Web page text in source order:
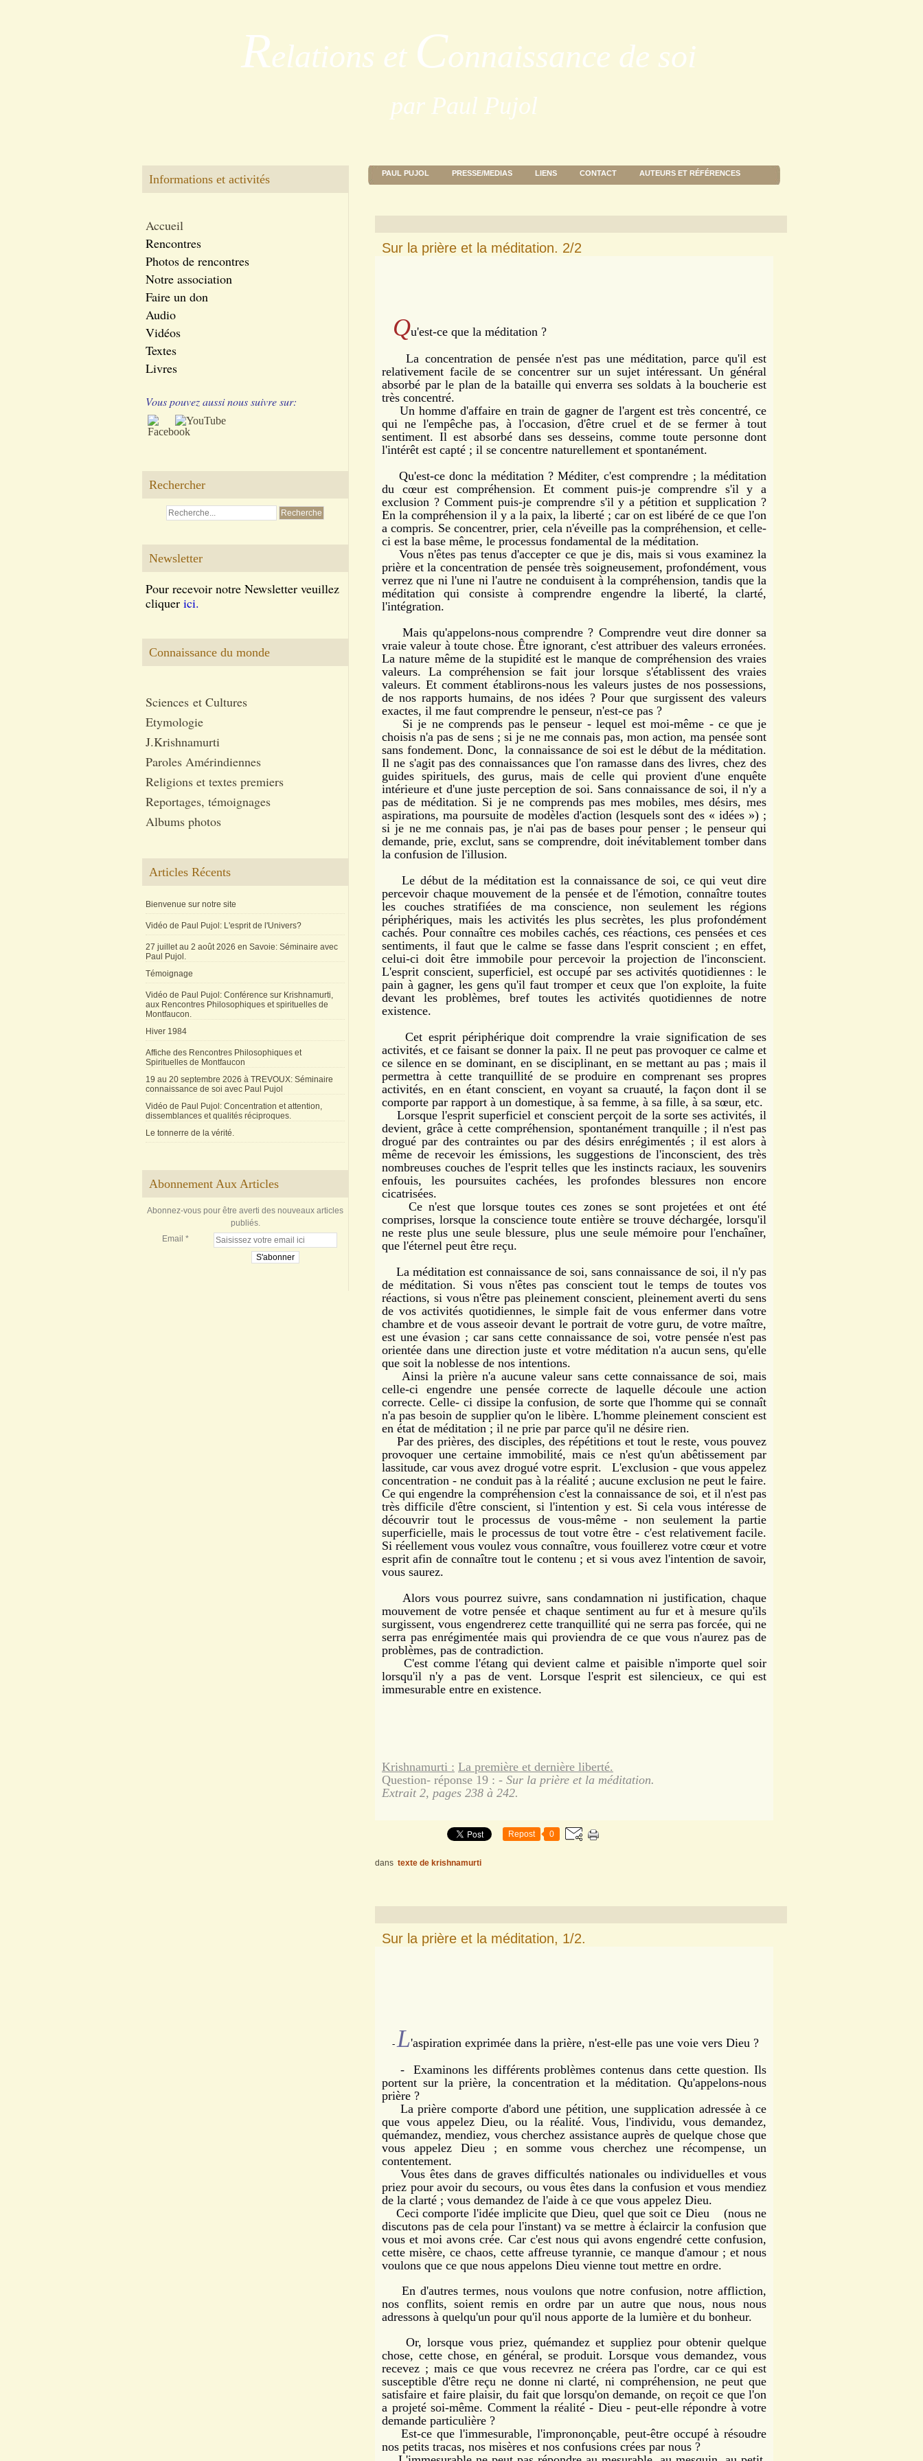
Relations et Connaissance de soi
par Paul Pujol
Informations et activités
Accueil
Rencontres
Photos de rencontres
Notre association
Faire un don
Audio
Vidéos
Textes
Livres
Vous pouvez aussi nous suivre sur:
Rechercher
Newsletter
Pour recevoir notre Newsletter veuillez
cliquer ici.
Connaissance du monde
Sciences et Cultures
Etymologie
J.Krishnamurti
Paroles Amérindiennes
Religions et textes premiers
Reportages, témoignages
Albums photos
Articles Récents
Bienvenue sur notre site
Vidéo de Paul Pujol: L'esprit de l'Univers?
27 juillet au 2 août 2026 en Savoie: Séminaire avec
Paul Pujol.
Témoignage
Vidéo de Paul Pujol: Conférence sur Krishnamurti,
aux Rencontres Philosophiques et spirituelles de
Montfaucon.
Hiver 1984
Affiche des Rencontres Philosophiques et
Spirituelles de Montfaucon
19 au 20 septembre 2026 à TREVOUX: Séminaire
connaissance de soi avec Paul Pujol
Vidéo de Paul Pujol: Concentration et attention,
dissemblances et qualités réciproques.
Le tonnerre de la vérité.
Abonnement Aux Articles
Abonnez-vous pour être averti des nouveaux articles
publiés.
Email
PAUL PUJOL PRESSE/MEDIAS LIENS CONTACT AUTEURS ET RÉFÉRENCES
Sur la prière et la méditation. 2/2
Qu'est-ce que la méditation ?
La concentration de pensée n'est pas une méditation, parce qu'il est
relativement facile de se concentrer sur un sujet intéressant. Un général
absorbé par le plan de la bataille qui enverra ses soldats à la boucherie est
très concentré.
Un homme d'affaire en train de gagner de l'argent est très concentré, ce
qui ne l'empêche pas, à l'occasion, d'être cruel et de se fermer à tout
sentiment. Il est absorbé dans ses desseins, comme toute personne dont
l'intérêt est capté ; il se concentre naturellement et spontanément.
Qu'est-ce donc la méditation ? Méditer, c'est comprendre ; la méditation
du cœur est compréhension. Et comment puis-je comprendre s'il y a
exclusion ? Comment puis-je comprendre s'il y a pétition et supplication ?
En la compréhension il y a la paix, la liberté ; car on est libéré de ce que l'on
a compris. Se concentrer, prier, cela n'éveille pas la compréhension, et celle-
ci est la base même, le processus fondamental de la méditation.
Vous n'êtes pas tenus d'accepter ce que je dis, mais si vous examinez la
prière et la concentration de pensée très soigneusement, profondément, vous
verrez que ni l'une ni l'autre ne conduisent à la compréhension, tandis que la
méditation qui consiste à comprendre engendre la liberté, la clarté,
l'intégration.
Mais qu'appelons-nous comprendre ? Comprendre veut dire donner sa
vraie valeur à toute chose. Être ignorant, c'est attribuer des valeurs erronées.
La nature même de la stupidité est le manque de compréhension des vraies
valeurs. La compréhension se fait jour lorsque s'établissent des vraies
valeurs. Et comment établirons-nous les valeurs justes de nos possessions,
de nos rapports humains, de nos idées ? Pour que surgissent des valeurs
exactes, il me faut comprendre le penseur, n'est-ce pas ?
Si je ne comprends pas le penseur - lequel est moi-même - ce que je
choisis n'a pas de sens ; si je ne me connais pas, mon action, ma pensée sont
sans fondement. Donc, la connaissance de soi est le début de la méditation.
Il ne s'agit pas des connaissances que l'on ramasse dans des livres, chez des
guides spirituels, des gurus, mais de celle qui provient d'une enquête
intérieure et d'une juste perception de soi. Sans connaissance de soi, il n'y a
pas de méditation. Si je ne comprends pas mes mobiles, mes désirs, mes
aspirations, ma poursuite de modèles d'action (lesquels sont des « idées ») ;
si je ne me connais pas, je n'ai pas de bases pour penser ; le penseur qui
demande, prie, exclut, sans se comprendre, doit inévitablement tomber dans
la confusion de l'illusion.
Le début de la méditation est la connaissance de soi, ce qui veut dire
percevoir chaque mouvement de la pensée et de l'émotion, connaître toutes
les couches stratifiées de ma conscience, non seulement les régions
périphériques, mais les activités les plus secrètes, les plus profondément
cachés. Pour connaître ces mobiles cachés, ces réactions, ces pensées et ces
sentiments, il faut que le calme se fasse dans l'esprit conscient ; en effet,
celui-ci doit être immobile pour percevoir la projection de l'inconscient.
L'esprit conscient, superficiel, est occupé par ses activités quotidiennes : le
pain à gagner, les gens qu'il faut tromper et ceux que l'on exploite, la fuite
devant les problèmes, bref toutes les activités quotidiennes de notre
existence.
Cet esprit périphérique doit comprendre la vraie signification de ses
activités, et ce faisant se donner la paix. Il ne peut pas provoquer ce calme et
ce silence en se dominant, en se disciplinant, en se mettant au pas ; mais il
permettra à cette tranquillité de se produire en comprenant ses propres
activités, en en étant conscient, en voyant sa cruauté, la façon dont il se
comporte par rapport à un domestique, à sa femme, à sa fille, à sa sœur, etc.
Lorsque l'esprit superficiel et conscient perçoit de la sorte ses activités, il
devient, grâce à cette compréhension, spontanément tranquille ; il n'est pas
drogué par des contraintes ou par des désirs enrégimentés ; il est alors à
même de recevoir les émissions, les suggestions de l'inconscient, des très
nombreuses couches de l'esprit telles que les instincts raciaux, les souvenirs
enfouis, les poursuites cachées, les profondes blessures non encore
cicatrisées.
Ce n'est que lorsque toutes ces zones se sont projetées et ont été
comprises, lorsque la conscience toute entière se trouve déchargée, lorsqu'il
ne reste plus une seule blessure, plus une seule mémoire pour l'enchaîner,
que l'éternel peut être reçu.
La méditation est connaissance de soi, sans connaissance de soi, il n'y pas
de méditation. Si vous n'êtes pas conscient tout le temps de toutes vos
réactions, si vous n'être pas pleinement conscient, pleinement averti du sens
de vos activités quotidiennes, le simple fait de vous enfermer dans votre
chambre et de vous asseoir devant le portrait de votre guru, de votre maître,
est une évasion ; car sans cette connaissance de soi, votre pensée n'est pas
orientée dans une direction juste et votre méditation n'a aucun sens, qu'elle
que soit la noblesse de nos intentions.
Ainsi la prière n'a aucune valeur sans cette connaissance de soi, mais
celle-ci engendre une pensée correcte de laquelle découle une action
correcte. Celle- ci dissipe la confusion, de sorte que l'homme qui se connaît
n'a pas besoin de supplier qu'on le libère. L'homme pleinement conscient est
en état de méditation ; il ne prie par parce qu'il ne désire rien.
Par des prières, des disciples, des répétitions et tout le reste, vous pouvez
provoquer une certaine immobilité, mais ce n'est qu'un abêtissement par
lassitude, car vous avez drogué votre esprit. L'exclusion - que vous appelez
concentration - ne conduit pas à la réalité ; aucune exclusion ne peut le faire.
Ce qui engendre la compréhension c'est la connaissance de soi, et il n'est pas
très difficile d'être conscient, si l'intention y est. Si cela vous intéresse de
découvrir tout le processus de vous-même - non seulement la partie
superficielle, mais le processus de tout votre être - c'est relativement facile.
Si réellement vous voulez vous connaître, vous fouillerez votre cœur et votre
esprit afin de connaître tout le contenu ; et si vous avez l'intention de savoir,
vous saurez.
Alors vous pourrez suivre, sans condamnation ni justification, chaque
mouvement de votre pensée et chaque sentiment au fur et à mesure qu'ils
surgissent, vous engendrerez cette tranquillité qui ne serra pas forcée, qui ne
serra pas enrégimentée mais qui proviendra de ce que vous n'aurez pas de
problèmes, pas de contradiction.
C'est comme l'étang qui devient calme et paisible n'importe quel soir
lorsqu'il n'y a pas de vent. Lorsque l'esprit est silencieux, ce qui est
immesurable entre en existence.
Krishnamurti : La première et dernière liberté.
Question- réponse 19 : - Sur la prière et la méditation.
Extrait 2, pages 238 à 242.
Repost 0
dans texte de krishnamurti
Sur la prière et la méditation, 1/2.
-L'aspiration exprimée dans la prière, n'est-elle pas une voie vers Dieu ?
- Examinons les différents problèmes contenus dans cette question. Ils
portent sur la prière, la concentration et la méditation. Qu'appelons-nous
prière ?
La prière comporte d'abord une pétition, une supplication adressée à ce
que vous appelez Dieu, ou la réalité. Vous, l'individu, vous demandez,
quémandez, mendiez, vous cherchez assistance auprès de quelque chose que
vous appelez Dieu ; en somme vous cherchez une récompense, un
contentement.
Vous êtes dans de graves difficultés nationales ou individuelles et vous
priez pour avoir du secours, ou vous êtes dans la confusion et vous mendiez
de la clarté ; vous demandez de l'aide à ce que vous appelez Dieu.
Ceci comporte l'idée implicite que Dieu, quel que soit ce Dieu (nous ne
discutons pas de cela pour l'instant) va se mettre à éclaircir la confusion que
vous et moi avons crée. Car c'est nous qui avons engendré cette confusion,
cette misère, ce chaos, cette affreuse tyrannie, ce manque d'amour ; et nous
voulons que ce que nous appelons Dieu vienne tout mettre en ordre.
En d'autres termes, nous voulons que notre confusion, notre affliction,
nos conflits, soient remis en ordre par un autre que nous, nous nous
adressons à quelqu'un pour qu'il nous apporte de la lumière et du bonheur.
Or, lorsque vous priez, quémandez et suppliez pour obtenir quelque
chose, cette chose, en général, se produit. Lorsque vous demandez, vous
recevez ; mais ce que vous recevrez ne créera pas l'ordre, car ce qui est
susceptible d'être reçu ne donne ni clarté, ni compréhension, ne peut que
satisfaire et faire plaisir, du fait que lorsqu'on demande, on reçoit ce que l'on
a projeté soi-même. Comment la réalité - Dieu - peut-elle répondre à votre
demande particulière ?
Est-ce que l'immesurable, l'imprononçable, peut-être occupé à résoudre
nos petits tracas, nos misères et nos confusions crées par nous ?